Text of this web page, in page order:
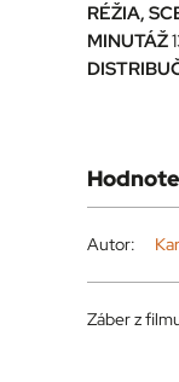
RÉŽIA,
MINUTÁŽ
Autor:
Záber z